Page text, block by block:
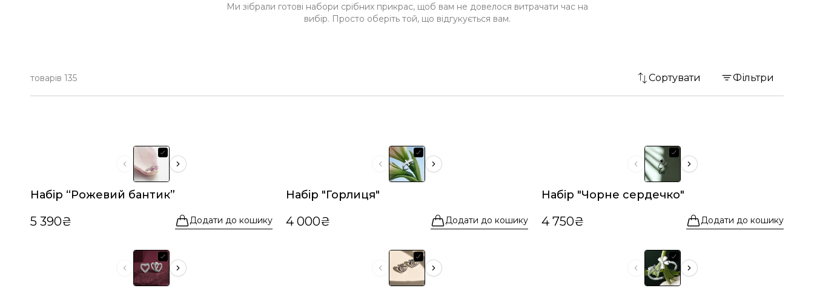
Ми зібрали готові набори срібних прикрас, щоб вам не довелося витрачати час на
вибір. Просто оберіть той, що відгукується вам.
товарів 135 Сортувати Фільтри
Набір “Рожевий бантик”
5 390₴ Додати до кошику
Набір "Горлиця"
4 000₴ Додати до кошику
Набір "Чорне сердечко"
4 750₴ Додати до кошику